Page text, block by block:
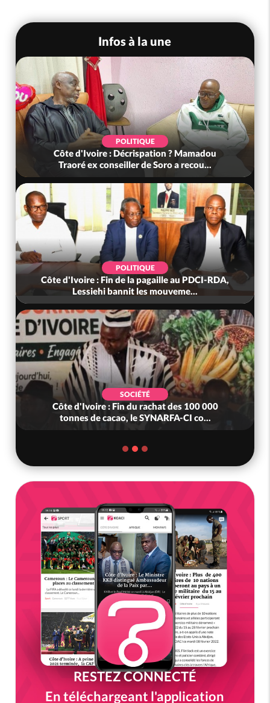
Infos à la une
POLITIQUE
Côte d'Ivoire : Décrispation ? Mamadou
Traoré ex conseiller de Soro a recou...
POLITIQUE
Côte d'Ivoire : Fin de la pagaille au PDCI-RDA,
Lessiehi bannit les mouveme...
SOCIÉTÉ
Côte d'Ivoire : Fin du rachat des 100 000
tonnes de cacao, le SYNARFA-CI co...
RESTEZ CONNECTÉ
En téléchargeant l'application